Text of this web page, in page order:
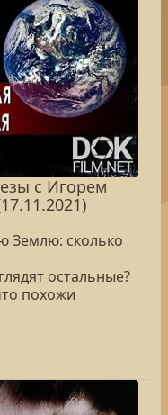
с Игорем
Землю: сколько
остальные?
похожи